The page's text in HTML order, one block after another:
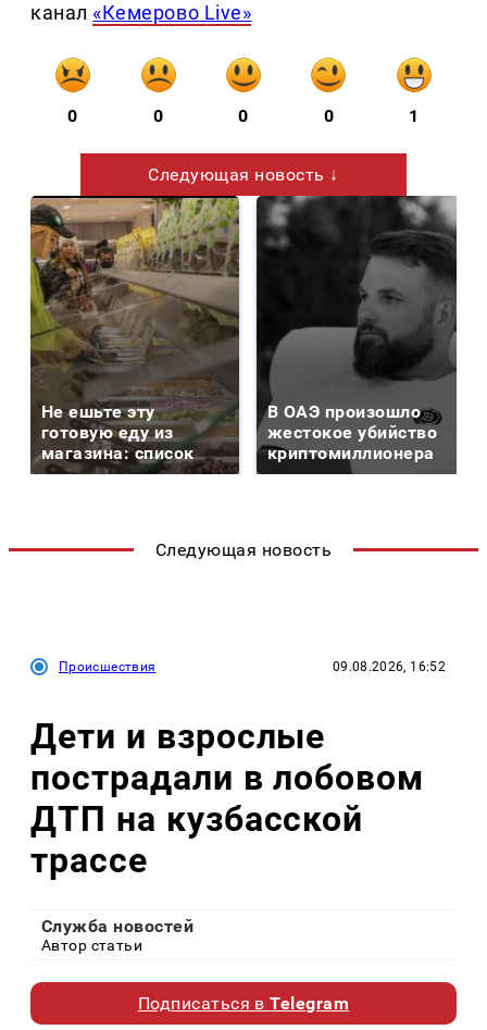
канал «Кемерово Live»
0 0 0 0 1
Следующая новость ↓
Не ешьте эту
готовую еду из
магазина: список
В ОАЭ произошло
жестокое убийство
криптомиллионера
Следующая новость
Происшествия 09.08.2026, 16:52
Дети и взрослые
пострадали в лобовом
ДТП на кузбасской
трассе
Служба новостей
Автор статьи
Подписаться вTelegram